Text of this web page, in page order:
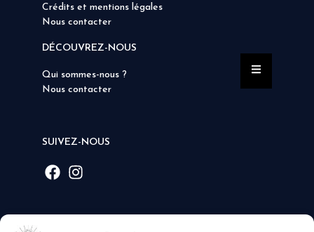
Crédits et mentions légales
Nous contacter
DÉCOUVREZ-NOUS
Qui sommes-nous ?
Nous contacter
SUIVEZ-NOUS